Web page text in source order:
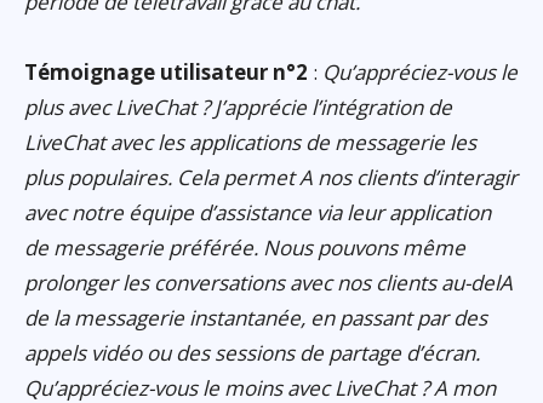
Témoignage utilisateur n°2 : Qu’appréciez-vous le
plus avec LiveChat ? J’apprécie l’intégration de
LiveChat avec les applications de messagerie les
plus populaires. Cela permet A nos clients d’interagir
avec notre équipe d’assistance via leur application
de messagerie préférée. Nous pouvons même
prolonger les conversations avec nos clients au-delA
de la messagerie instantanée, en passant par des
appels vidéo ou des sessions de partage d’écran.
Qu’appréciez-vous le moins avec LiveChat ? A mon